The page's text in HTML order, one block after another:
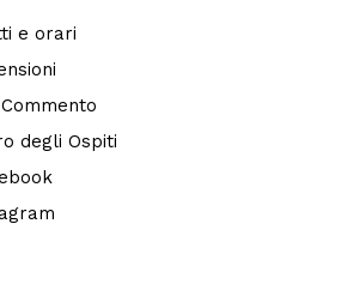
e orari
degli Ospiti